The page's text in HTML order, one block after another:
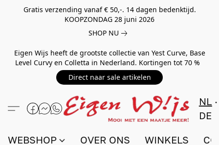
Gratis verzending vanaf € 50,-. 14 dagen bedenktijd.
KOOPZONDAG 28 juni 2026
SHOP NU
Eigen Wijs heeft de grootste collectie van Yest Curve, Base
Level Curvy en Colletta in Nederland. Kortingen tot 70 %
Direct naar sale artikelen
NL
DE
WEBSHOP OVER ONS WINKELS